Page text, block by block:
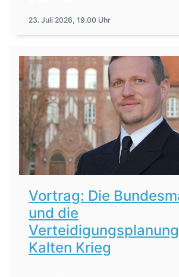
23. Juli 2026, 19.00 Uhr
Vortrag: Die
und die
Kalten Krieg